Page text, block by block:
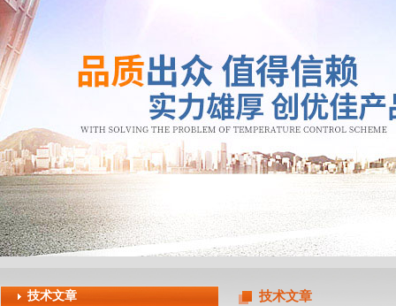
上海申思特自动化设备有限公司
技术文章 技术文章